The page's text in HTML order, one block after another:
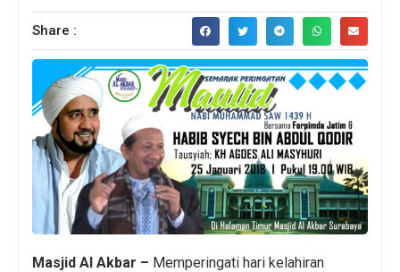
Share :
Masjid Al Akbar – Memperingati hari kelahiran